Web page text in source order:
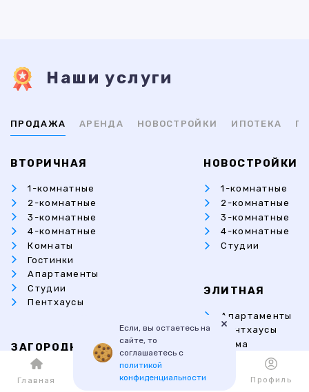
Наши услуги
ПРОДАЖА АРЕНДА НОВОСТРОЙКИ ИПОТЕКА
ВТОРИЧНАЯ
1-комнатные
2-комнатные
3-комнатные
4-комнатные
Комнаты
Гостинки
Апартаменты
Студии
Пентхаусы
ЗАГОРОДНАЯ
Коттеджи
Дома
НОВОСТРОЙКИ
1-комнатные
2-комнатные
3-комнатные
4-комнатные
Студии
ЭЛИТНАЯ
Апартаменты
Пентхаусы
Дома
Коттеджи
Если, вы остаетесь на
сайте, то
соглашаетесь с
политикой
конфиденциальности
×
Главная Каталог Избранное Профиль